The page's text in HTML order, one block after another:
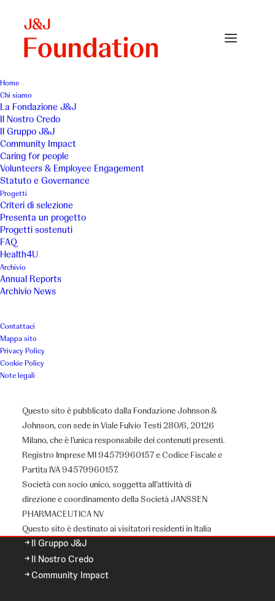
Home
Chi siamo
La Fondazione J&J
Il Nostro Credo
Il Gruppo J&J
Community Impact
Caring for people
Volunteers & Employee Engagement
Statuto e Governance
Progetti
Criteri di selezione
Presenta un progetto
Progetti sostenuti
FAQ
Health4U
Archivio
Annual Reports
Archivio News
Contattaci
Mappa sito
Privacy Policy
Cookie Policy
Note legali
Questo sito è pubblicato dalla Fondazione Johnson &
Johnson, con sede in Viale Fulvio Testi 280/6, 20126
Milano, che è l’unica responsabile dei contenuti presenti.
Registro Imprese MI 94579960157 e Codice Fiscale e
Partita IVA 94579960157.
Società con socio unico, soggetta all’attività di
direzione e coordinamento della Società JANSSEN
PHARMACEUTICA NV
Questo sito è destinato ai visitatori residenti in Italia
Chi siamo
Il Gruppo J&J
Il Nostro Credo
Community Impact